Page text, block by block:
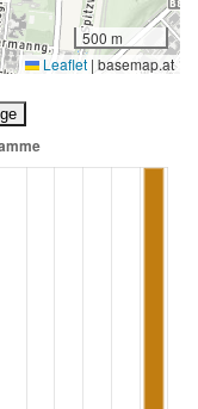
500 m
Leaflet | basemap.at